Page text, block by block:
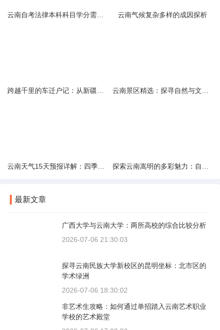
云南气候复杂多样的成因探析
最新文章
广西大学与云南大学：两所高校的综合比较分析
2026-07-06 21:30:03
探寻云南民族大学新校区的昆明坐标：北市区的
学术绿洲
2026-07-06 18:30:02
非艺术生攻略：如何通过单招踏入云南艺术职业
学校的艺术殿堂